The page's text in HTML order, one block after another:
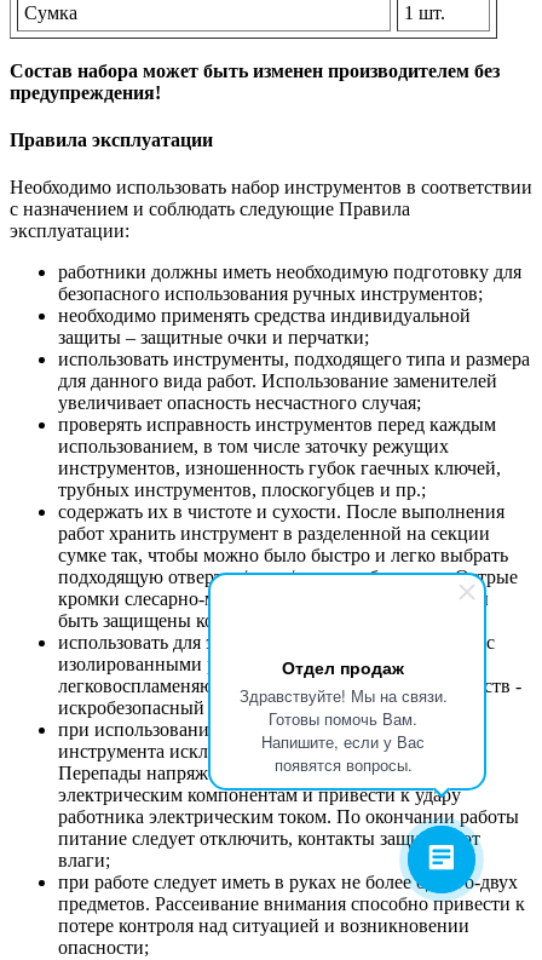
Отдел продаж
Здравствуйте! Мы на связи.
Готовы помочь Вам.
Напишите, если у Вас
появятся вопросы.
Сумка 1 шт.
Состав набора может быть изменен производителем без
предупреждения!
Правила эксплуатации
Необходимо использовать набор инструментов в соответствии
с назначением и соблюдать следующие Правила
эксплуатации:
работники должны иметь необходимую подготовку для
безопасного использования ручных инструментов;
необходимо применять средства индивидуальной
защиты – защитные очки и перчатки;
использовать инструменты, подходящего типа и размера
для данного вида работ. Использование заменителей
увеличивает опасность несчастного случая;
проверять исправность инструментов перед каждым
использованием, в том числе заточку режущих
инструментов, изношенность губок гаечных ключей,
трубных инструментов, плоскогубцев и пр.;
содержать их в чистоте и сухости. После выполнения
работ хранить инструмент в разделенной на секции
сумке так, чтобы можно было быстро и легко выбрать
подходящую отвертку/ключ/плоскогубцы и т.д. Острые
кромки слесарно-монтажного инструмента должны
быть защищены колпачками, футлярами и т.п.;
использовать для электрических работ инструмент с
изолированными рукоятками. Для работы вблизи
легковоспламеняющихся или взрывоопасных веществ -
искробезопасный инструмент;
при использовании ручного электрического
инструмента исключить перегрузки электросети.
Перепады напряжения способны навредить
электрическим компонентам и привести к удару
работника электрическим током. По окончании работы
питание следует отключить, контакты защитить от
влаги;
при работе следует иметь в руках не более одного-двух
предметов. Рассеивание внимания способно привести к
потере контроля над ситуацией и возникновении
опасности;